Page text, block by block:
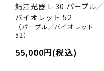
鯖江光器 L-30 パープル／
バイオレット 52
（パープル／バイオレット
52）
55,000円(税込)